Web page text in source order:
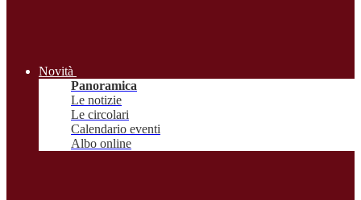
Novità
Panoramica
Le notizie
Le circolari
Calendario eventi
Albo online